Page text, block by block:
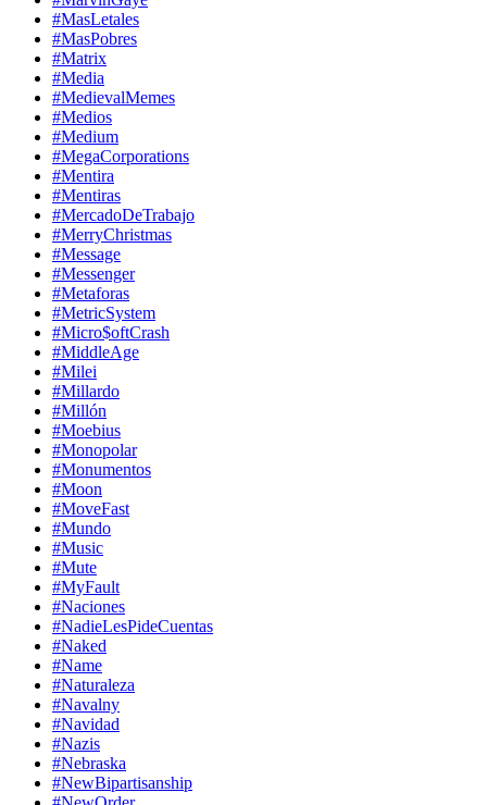
#MasLetales
#MasPobres
#Matrix
#Media
#MedievalMemes
#Medios
#Medium
#MegaCorporations
#Mentira
#Mentiras
#MercadoDeTrabajo
#MerryChristmas
#Message
#Messenger
#Metaforas
#MetricSystem
#Micro$oftCrash
#MiddleAge
#Milei
#Millardo
#Millón
#Moebius
#Monopolar
#Monumentos
#Moon
#MoveFast
#Mundo
#Music
#Mute
#MyFault
#Naciones
#NadieLesPideCuentas
#Naked
#Name
#Naturaleza
#Navalny
#Navidad
#Nazis
#Nebraska
#NewBipartisanship